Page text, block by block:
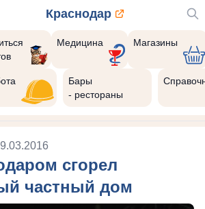
Краснодар
Медицина Магазины
Бары
- рестораны
сгорел
частный дом